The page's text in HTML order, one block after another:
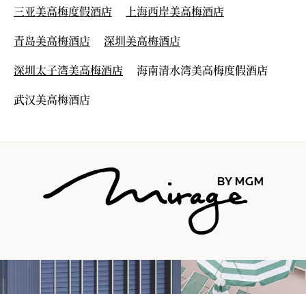
三亚美高梅度假酒店
上海西岸美高梅酒店
青岛美高梅酒店
深圳美高梅酒店
深圳太子湾美高梅酒店
海南清水湾美高梅度假酒店
武汉美高梅酒店